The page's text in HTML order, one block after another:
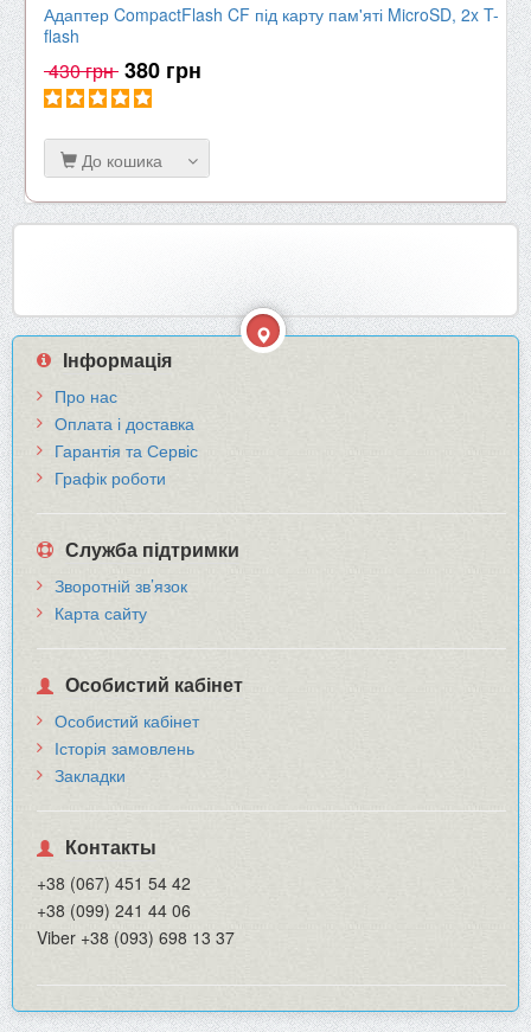
Адаптер CompactFlash CF під карту пам'яті MicroSD, 2x T-
flash
430 грн 380 грн
До кошика
Інформація
Про нас
Оплата і доставка
Гарантія та Сервіс
Графік роботи
Служба підтримки
Зворотній зв’язок
Карта сайту
Особистий кабінет
Особистий кабінет
Історія замовлень
Закладки
Контакты
+38 (067) 451 54 42
+38 (099) 241 44 06
Viber +38 (093) 698 13 37